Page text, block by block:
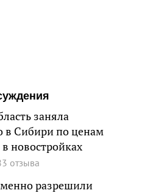
заняла
в Сибири по ценам
новостройках
отзыва
разрешили